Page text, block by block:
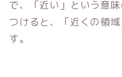
で、「近い」という意
つけると、「近くの領
す。